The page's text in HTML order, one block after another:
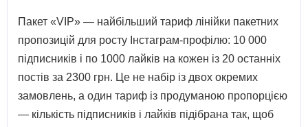
Пакет «VIP» — найбільший тариф лінійки пакетних
пропозицій для росту Інстаграм-профілю: 10 000
підписників і по 1000 лайків на кожен із 20 останніх
постів за 2300 грн. Це не набір із двох окремих
замовлень, а один тариф із продуманою пропорцією
— кількість підписників і лайків підібрана так, щоб